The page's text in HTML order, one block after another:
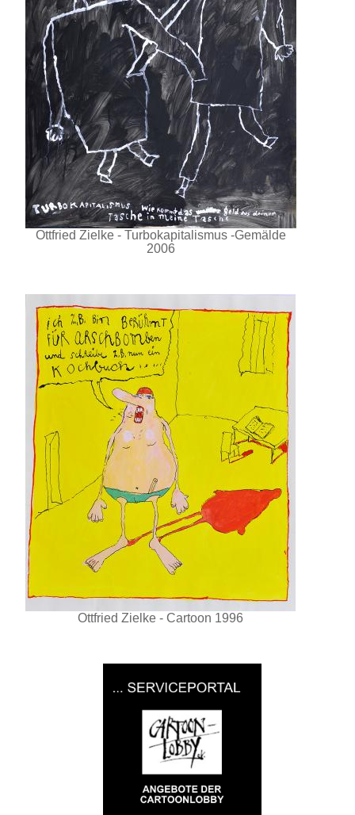
Ottfried Zielke - Turbokapitalismus -Gemälde
2006
Ottfried Zielke - Cartoon 1996